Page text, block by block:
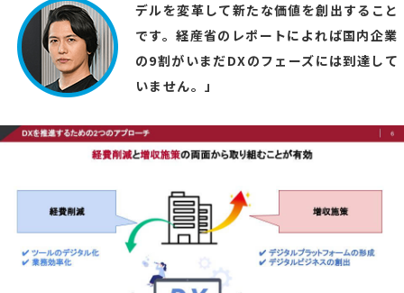
デルを変革して新たな価値を創出すること
です。経産省のレポートによれば国内企業
の9割がいまだDXのフェーズには到達して
いません。」